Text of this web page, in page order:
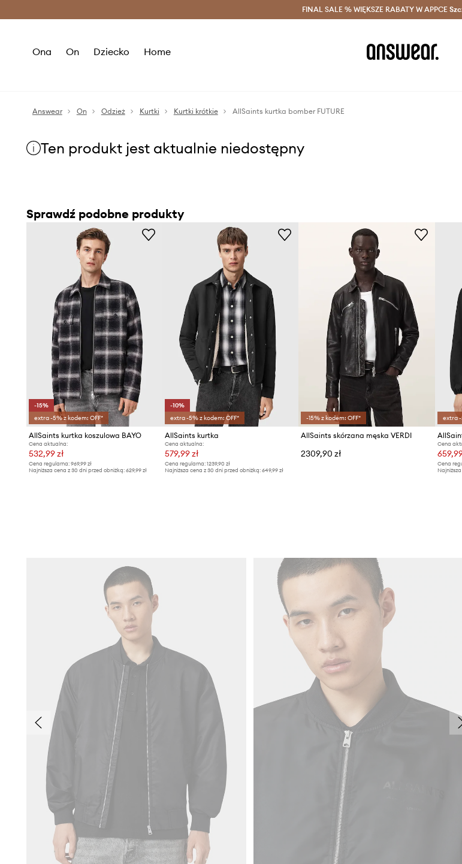
Oszczędzaj z Answear Club > Dostawa nawet
FINAL SALE % WIĘKSZE RABATY W APPCE
Ona On Dziecko Home
Answear On Odzież Kurtki Kurtki krótkie AllSaints kurtka bomber FUTURE
Ten produkt jest aktualnie niedostępny
Sprawdź podobne produkty
-15%
extra -5% z kodem: OFF*
AllSaints kurtka koszulowa BAYO
Cena aktualna:
532,99 zł
Cena regularna: 969,99 zł
Najniższa cena z 30 dni przed obniżką: 629,99 zł
-10%
extra -5% z kodem: OFF*
AllSaints kurtka
Cena aktualna:
579,99 zł
Cena regularna:1239,90 zł
Najniższa cena z 30 dni przed obniżką:649,99 zł
-15% z kodem: OFF*
AllSaints skórzana męska VERDI
2309,90 zł
extra -
Cena
Cena